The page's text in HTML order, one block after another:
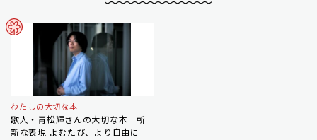
わたしの大切な本
歌人・青松輝さんの大切な本 斬
新な表現 よむたび、より自由に